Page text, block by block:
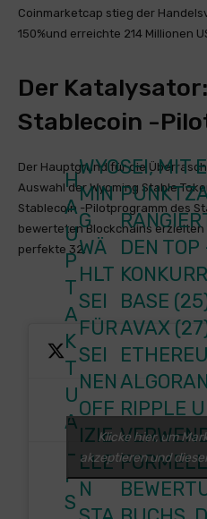
Coinmarketcap stieg der
150%und erreichte 214 Millionen
Der
Stablecoin -
Der Hauptgrund für die
Auswahl der Wyoming Stable
Stablecoin -Pilotprogramm des
bewerteten Blockchains
perfekte 32.
H
A
U
P
T
A
K
T
U
A
L
I
S
WYO
MIN
G
WÄ
HLT
SEI
FÜR
SEI
NEN
OFF
IZIE
LLE
N
SEI, MIT
DEN TOP
BASE
AVAX
RIPPLE
Klicke hier, um
akzeptieren und